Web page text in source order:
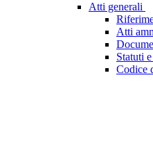
Atti generali
Atti
Statuti
Codice